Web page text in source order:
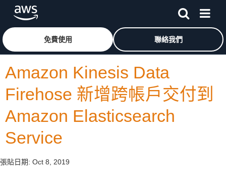
跳至主要內容按一下這裡可返回 Amazon Web Services 首頁
免費使用 聯絡我們
Amazon Kinesis Data
Firehose 新增跨帳戶交付到
Amazon Elasticsearch
Service
張貼日期: Oct 8, 2019